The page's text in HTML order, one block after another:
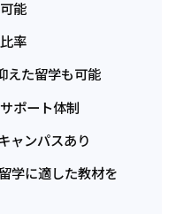
能
率
えた留学も可能
ポート体制
ャンパスあり
学に適した教材を